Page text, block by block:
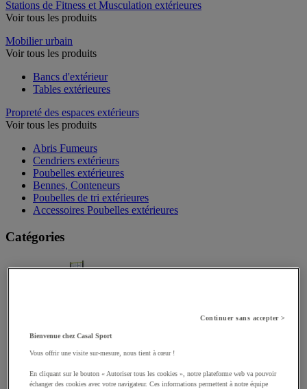
Stations de Fitness et Musculation extérieures
Voir tous les produits
Mobilier urbain
Voir tous les produits
Bancs d'extérieur
Tables extérieures
Propreté des espaces extérieurs
Voir tous les produits
Abris Fumeurs
Cendriers extérieurs
Poubelles extérieures
Bennes, Conteneurs
Poubelles de tri extérieures
Accessoires Poubelles extérieures
Catégories
Jeux sur ressort (74)
Continuer sans accepter >
Bienvenue chez Casal Sport
Vous offrir une visite sur-mesure, nous tient à cœur !
En cliquant sur le bouton « Autoriser tous les cookies », notre plateforme web va pouvoir
échanger des cookies avec votre navigateur. Ces informations permettent à notre équipe